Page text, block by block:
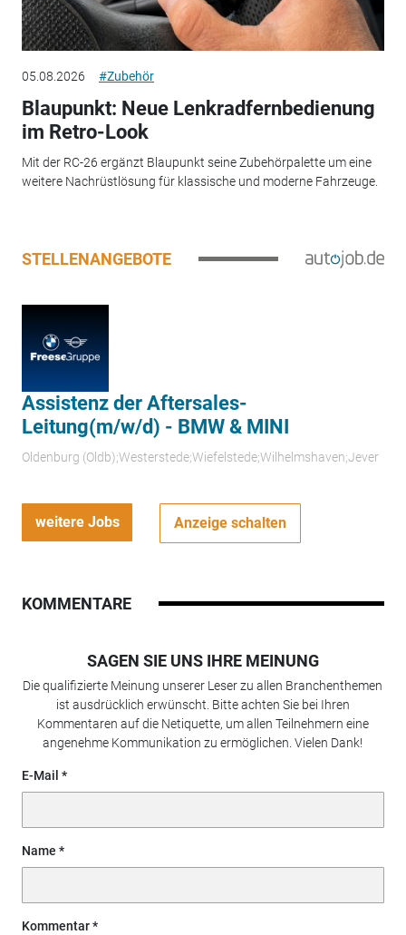
05.08.2026 #Zubehör
Blaupunkt: Neue Lenkradfernbedienung
im Retro-Look
Mit der RC-26 ergänzt Blaupunkt seine Zubehörpalette um eine
weitere Nachrüstlösung für klassische und moderne Fahrzeuge.
STELLENANGEBOTE
Assistenz der Aftersales-
Leitung(m/w/d) - BMW & MINI
Oldenburg (Oldb);Westerstede;Wiefelstede;Wilhelmshaven;Jever
weitere Jobs Anzeige schalten
KOMMENTARE
SAGEN SIE UNS IHRE MEINUNG
Die qualifizierte Meinung unserer Leser zu allen Branchenthemen
ist ausdrücklich erwünscht. Bitte achten Sie bei Ihren
Kommentaren auf die Netiquette, um allen Teilnehmern eine
angenehme Kommunikation zu ermöglichen. Vielen Dank!
E-Mail
Name
Kommentar